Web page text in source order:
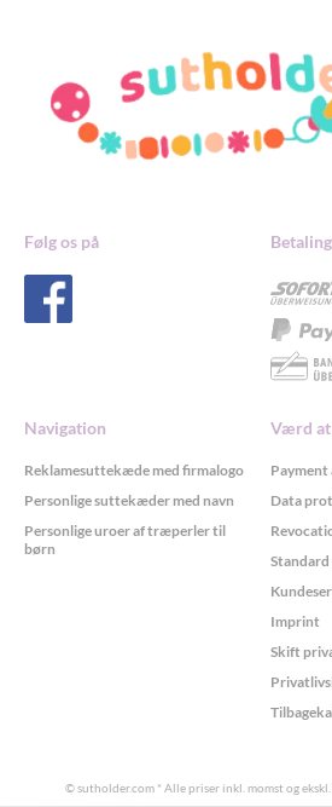
Følg os på
Navigation
Reklamesuttekæde med firmalogo
Personlige suttekæder med navn
Personlige uroer af træperler til
børn
Værd at
Payment
Data
Standard
Imprint
Skift
© sutholder.com * Alle priser inkl. momst og ekskl.